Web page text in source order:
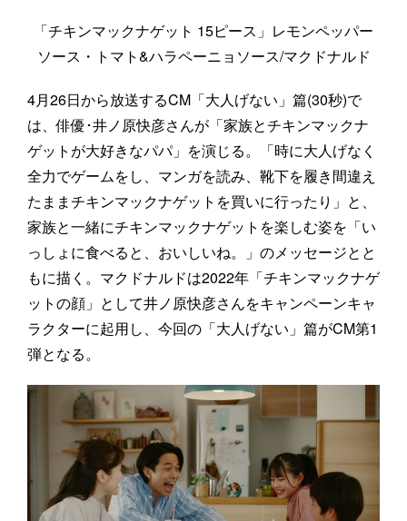
「チキンマックナゲット 15ピース」レモンペッパー
ソース・トマト&ハラペーニョソース/マクドナルド
4月26日から放送するCM「大人げない」篇(30秒)で
は、俳優･井ノ原快彦さんが「家族とチキンマックナ
ゲットが大好きなパパ」を演じる。「時に大人げなく
全力でゲームをし、マンガを読み、靴下を履き間違え
たままチキンマックナゲットを買いに行ったり」と、
家族と一緒にチキンマックナゲットを楽しむ姿を「い
っしょに食べると、おいしいね。」のメッセージとと
もに描く。マクドナルドは2022年「チキンマックナゲ
ットの顔」として井ノ原快彦さんをキャンペーンキャ
ラクターに起用し、今回の「大人げない」篇がCM第1
弾となる。